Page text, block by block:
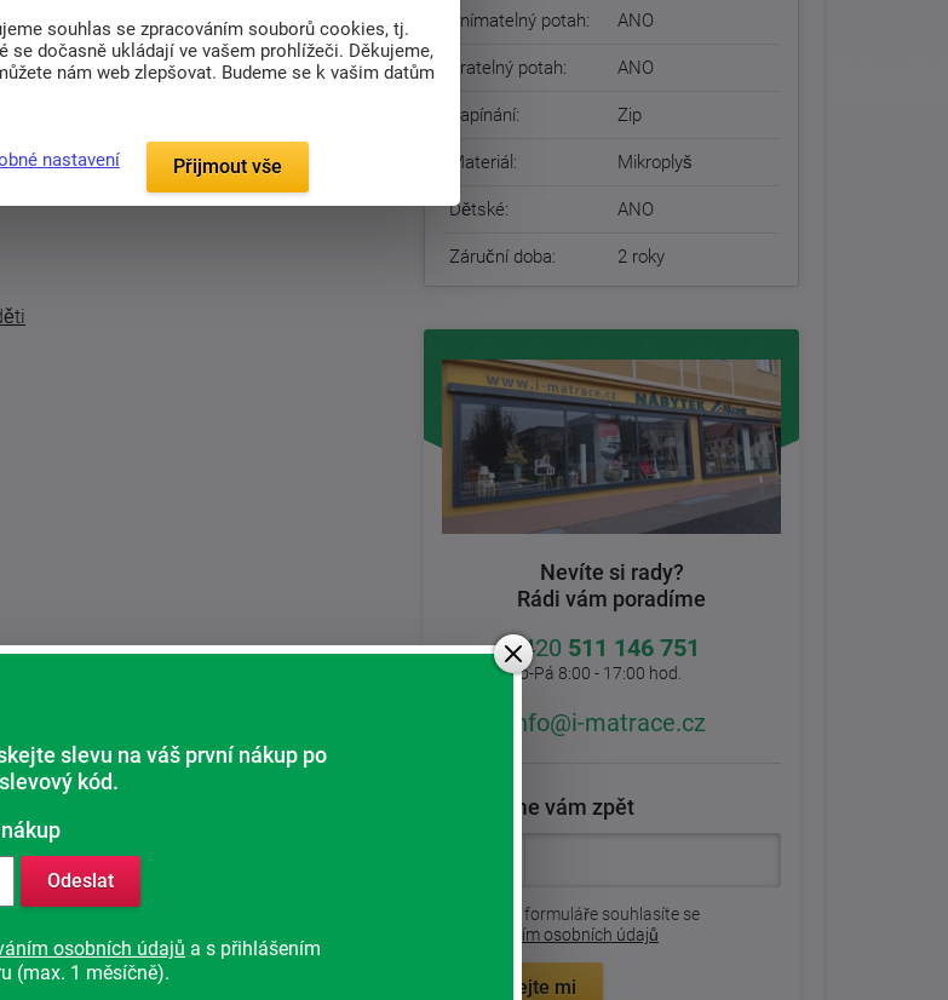
Nepouští vlákna, nežmolkuje.
pro mikroorganismy.
Snímatelný potah: ANO
Pratelný potah: ANO
Zapínání: Zip
Materiál: Mikroplyš
Dětské: ANO
Záruční doba: 2 roky
Nevíte si rady?
Rádi vám poradíme
+420 511 146 751
Po-Pá 8:00 - 17:00 hod.
info@i-matrace.cz
Zavoláme vám zpět
Odesláním formuláře souhlasíte se
zpracovaním osobních údajů
Zavolejte mi
slevu na váš první nákup po
kód.
Odeslat
osobních údajů a s přihlášením
(max. 1 měsíčně).
souhlas se zpracováním souborů cookies, tj.
se dočasně ukládají ve vašem prohlížeči. Děkujeme,
nám web zlepšovat. Budeme se k vašim datům
nastavení Přijmout vše